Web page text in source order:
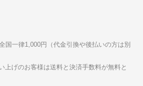
国一律1,000円（代金引換や後払いの方は別
上げのお客様は送料と決済手数料が無料と